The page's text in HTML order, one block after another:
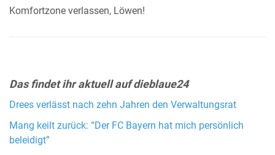
Komfortzone verlassen, Löwen!
Das findet ihr aktuell auf dieblaue24
Drees verlässt nach zehn Jahren den Verwaltungsrat
Mang keilt zurück: “Der FC Bayern hat mich persönlich
beleidigt”